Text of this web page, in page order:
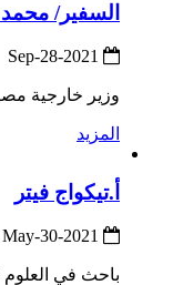
السفير/ محمد
وزير خارجية
المزيد
أ.تيكواج فيتر
باحث في العلوم